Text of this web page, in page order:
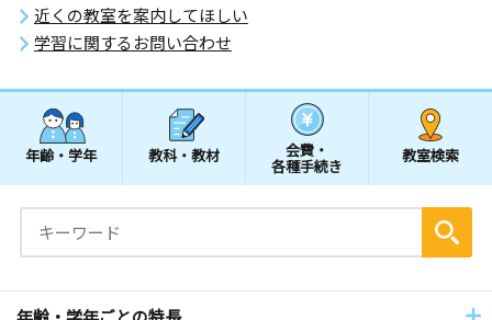
近くの教室を案内してほしい
学習に関するお問い合わせ
年齢・学年 教科・教材 会費・
各種手続き
教室検索